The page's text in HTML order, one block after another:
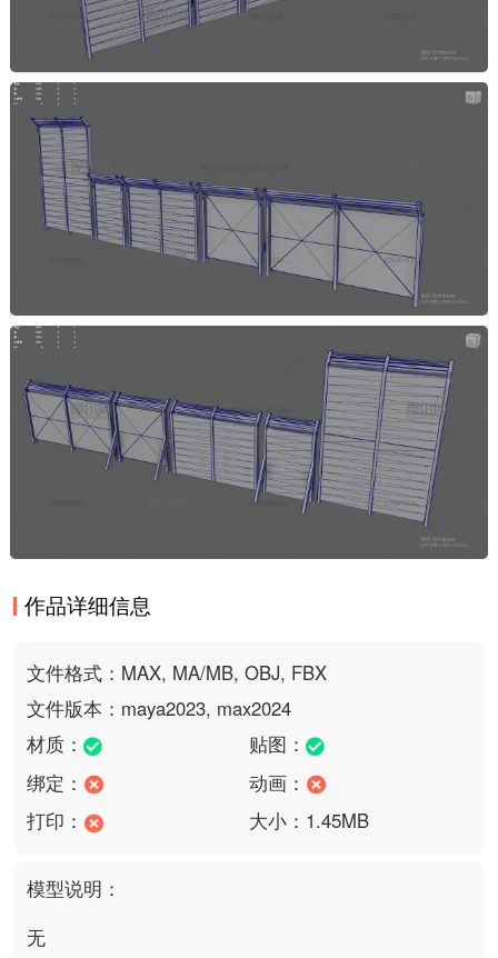
作品详细信息
文件格式：MAX, MA/MB, OBJ, FBX
文件版本：maya2023, max2024
材质：
贴图：
绑定：
动画：
打印：
大小：1.45MB
模型说明：
无